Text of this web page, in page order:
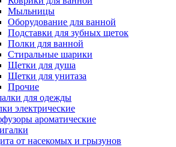
Мыльницы
Оборудование для ванной
Подставки для зубных щеток
Полки для ванной
Стиральные шарики
Щетки для душа
Щетки для унитаза
Прочие
для одежды
электрические
ароматические
от насекомых и грызунов